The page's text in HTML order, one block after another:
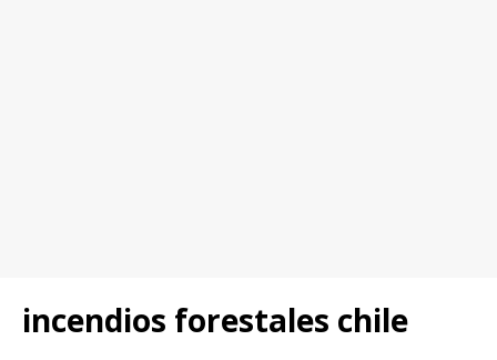
incendios forestales chile